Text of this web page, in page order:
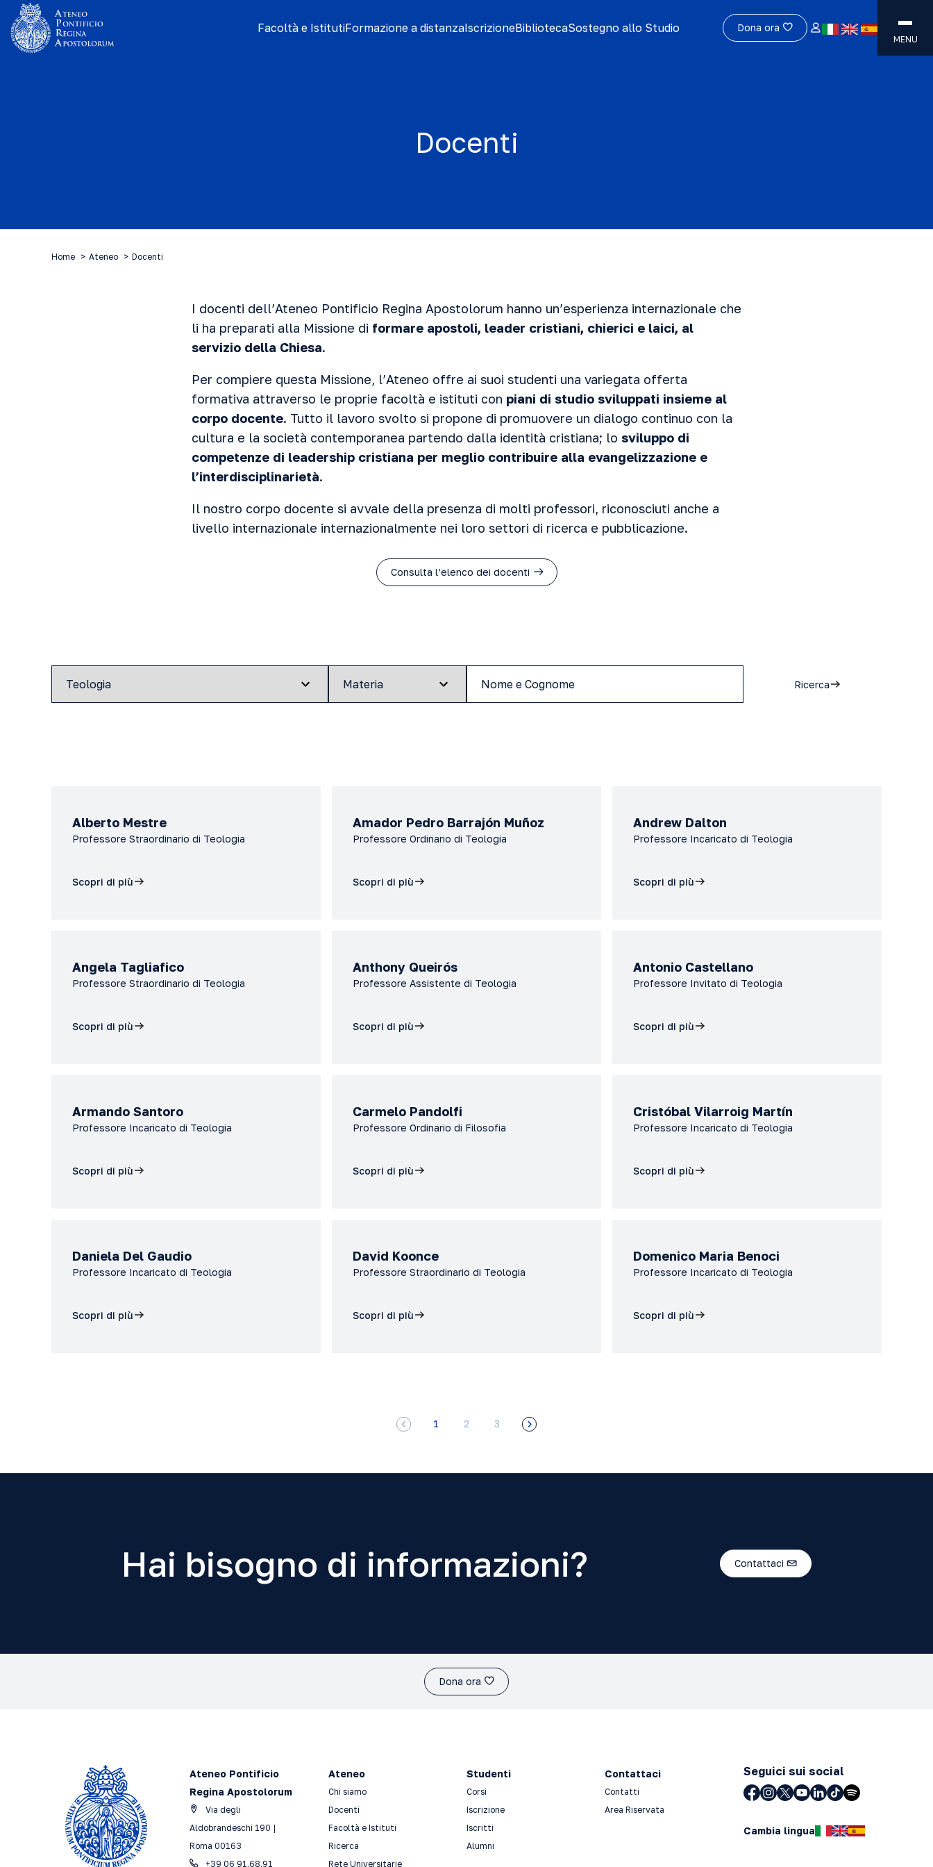
Facoltà e IstitutiFormazione a distanzaIscrizioneBibliotecaSostegno allo Studio Dona ora
MENU
Docenti
Home Ateneo Docenti
I docenti dell’Ateneo Pontificio Regina Apostolorum hanno un’esperienza internazionale che
li ha preparati alla Missione di formare apostoli, leader cristiani, chierici e laici, al
servizio della Chiesa.
Per compiere questa Missione, l’Ateneo offre ai suoi studenti una variegata offerta
formativa attraverso le proprie facoltà e istituti con piani di studio sviluppati insieme al
corpo docente. Tutto il lavoro svolto si propone di promuovere un dialogo continuo con la
cultura e la società contemporanea partendo dalla identità cristiana; lo sviluppo di
competenze di leadership cristiana per meglio contribuire alla evangelizzazione e
l’interdisciplinarietà.
Il nostro corpo docente si avvale della presenza di molti professori, riconosciuti anche a
livello internazionale internazionalmente nei loro settori di ricerca e pubblicazione.
Consulta l’elenco dei docenti
Ricerca
Alberto Mestre
Professore Straordinario di Teologia
Scopri di più
Amador Pedro Barrajón Muñoz
Professore Ordinario di Teologia
Scopri di più
Andrew Dalton
Professore Incaricato di Teologia
Scopri di più
Angela Tagliafico
Professore Straordinario di Teologia
Scopri di più
Anthony Queirós
Professore Assistente di Teologia
Scopri di più
Antonio Castellano
Professore Invitato di Teologia
Scopri di più
Armando Santoro
Professore Incaricato di Teologia
Scopri di più
Carmelo Pandolfi
Professore Ordinario di Filosofia
Scopri di più
Cristóbal Vilarroig Martín
Professore Incaricato di Teologia
Scopri di più
Daniela Del Gaudio
Professore Incaricato di Teologia
Scopri di più
David Koonce
Professore Straordinario di Teologia
Scopri di più
Domenico Maria Benoci
Professore Incaricato di Teologia
Scopri di più
1 2 3
Hai bisogno di informazioni? Contattaci
Dona ora
Ateneo Pontificio
Regina Apostolorum
Via degli
Aldobrandeschi 190 |
Roma 00163
+39 06 91.68.91
Ateneo
Chi siamo
Docenti
Facoltà e Istituti
Ricerca
Rete Universitarie
Studenti
Corsi
Iscrizione
Iscritti
Alumni
Contattaci
Contatti
Area Riservata
Seguici sui social
Cambia lingua